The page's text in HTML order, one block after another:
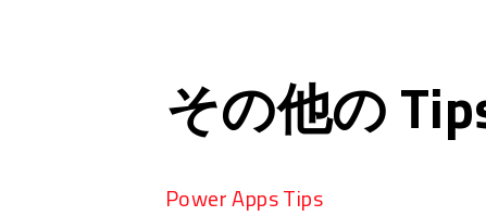
その他の
Power Apps Tips